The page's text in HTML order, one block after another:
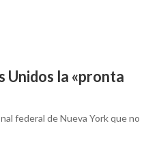
Unidos la «pronta
federal de Nueva York que no